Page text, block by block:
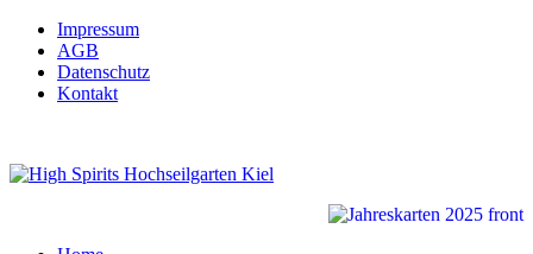
Impressum
AGB
Datenschutz
Kontakt